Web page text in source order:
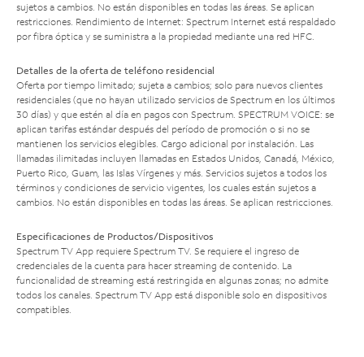
sujetos a cambios. No están disponibles en todas las áreas. Se aplican
restricciones. Rendimiento de Internet: Spectrum Internet está respaldado
por fibra óptica y se suministra a la propiedad mediante una red HFC.
Detalles de la oferta de teléfono residencial
Oferta por tiempo limitado; sujeta a cambios; solo para nuevos clientes
residenciales (que no hayan utilizado servicios de Spectrum en los últimos
30 días) y que estén al día en pagos con Spectrum. SPECTRUM VOICE: se
aplican tarifas estándar después del período de promoción o si no se
mantienen los servicios elegibles. Cargo adicional por instalación. Las
llamadas ilimitadas incluyen llamadas en Estados Unidos, Canadá, México,
Puerto Rico, Guam, las Islas Vírgenes y más. Servicios sujetos a todos los
términos y condiciones de servicio vigentes, los cuales están sujetos a
cambios. No están disponibles en todas las áreas. Se aplican restricciones.
Especificaciones de Productos/Dispositivos
Spectrum TV App requiere Spectrum TV. Se requiere el ingreso de
credenciales de la cuenta para hacer streaming de contenido. La
funcionalidad de streaming está restringida en algunas zonas; no admite
todos los canales. Spectrum TV App está disponible solo en dispositivos
compatibles.